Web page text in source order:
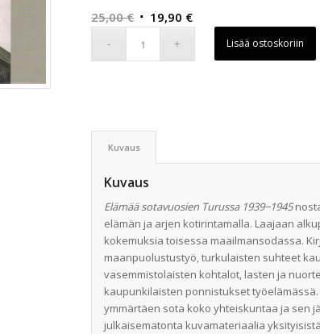
25,00€ Alkuperäinen
19,90 €Nykyinen
Lisää ostoskoriin
Kuvaus
Kuvaus
Elämää sotavuosien Turussa 1939−1945
elämän ja arjen kotirintamalla. Laajaan
kokemuksia toisessa maailmansodassa.
maanpuolustustyö, turkulaisten suhteet
vasemmistolaisten kohtalot, lasten ja
kaupunkilaisten ponnistukset
ymmärtäen sota koko yhteiskuntaa ja sen
julkaisematonta kuvamateriaalia